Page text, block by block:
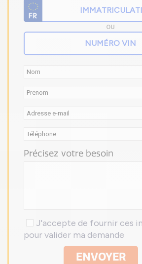
OU
Précisez votre besoin
J'accepte de fournir ces
pour valider ma demande
ENVOYER